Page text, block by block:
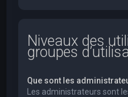
Niveaux des
groupes
Que sont les
Les administrateurs sont